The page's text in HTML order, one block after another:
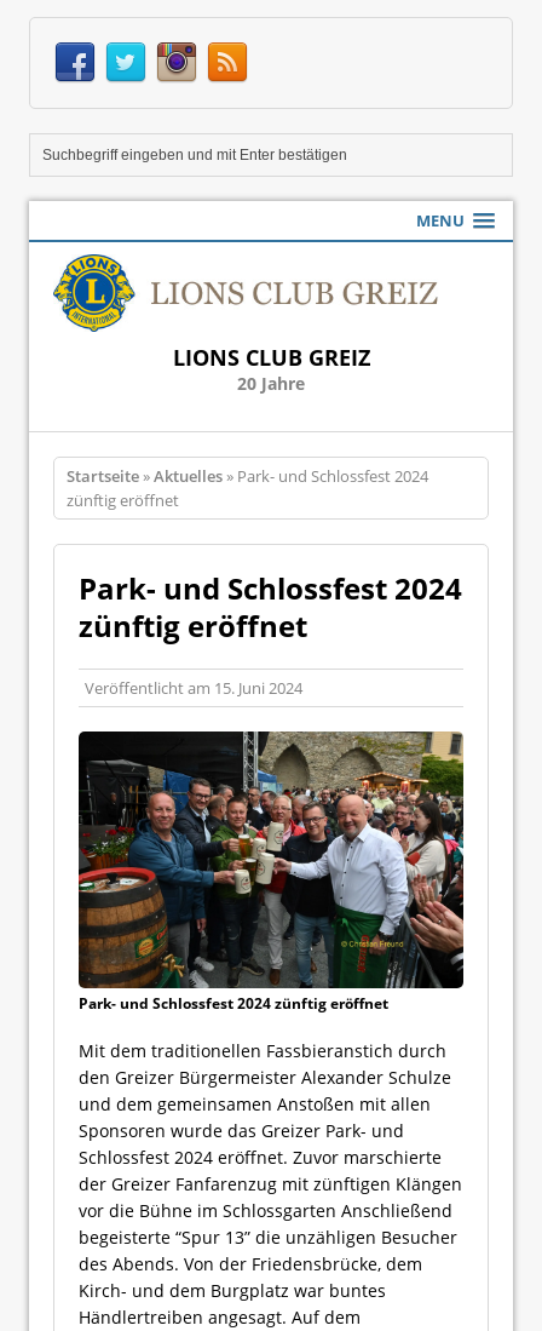
MENU
LIONS CLUB GREIZ
20 Jahre
Startseite»Aktuelles» Park- und Schlossfest 2024
zünftig eröffnet
Park- und Schlossfest 2024
zünftig eröffnet
Veröffentlicht am 15. Juni 2024
Park- und Schlossfest 2024 zünftig eröffnet
Mit dem traditionellen Fassbieranstich durch
den Greizer Bürgermeister Alexander Schulze
und dem gemeinsamen Anstoßen mit allen
Sponsoren wurde das Greizer Park- und
Schlossfest 2024 eröffnet. Zuvor marschierte
der Greizer Fanfarenzug mit zünftigen Klängen
vor die Bühne im Schlossgarten Anschließend
begeisterte “Spur 13” die unzähligen Besucher
des Abends. Von der Friedensbrücke, dem
Kirch- und dem Burgplatz war buntes
Händlertreiben angesagt. Auf dem